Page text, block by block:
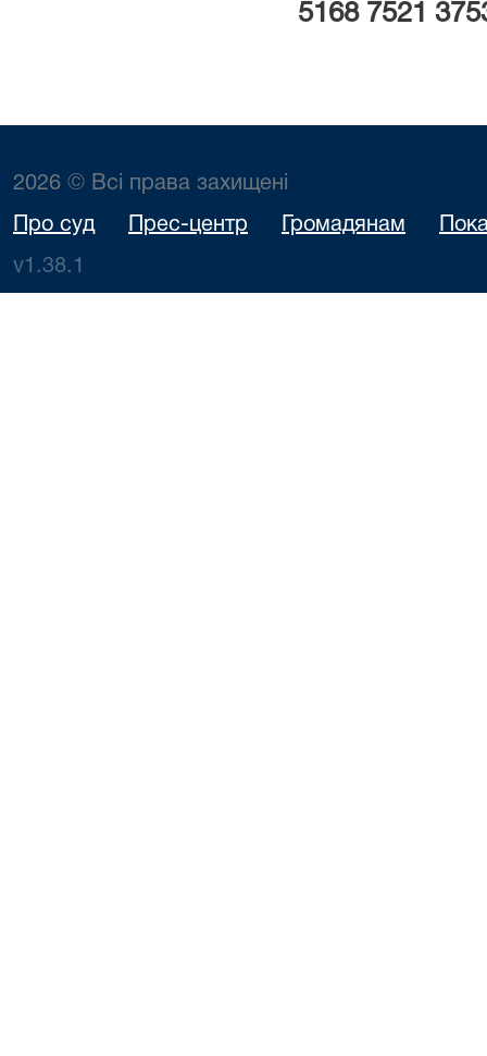
5168 7521
2026 © Всі права захищені
Про суд Прес-центр Громадянам
v1.38.1